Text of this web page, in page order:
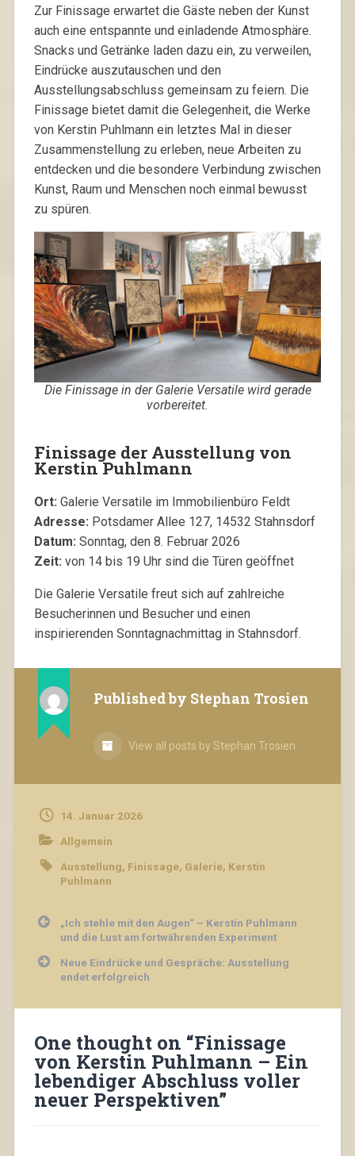
Zur Finissage erwartet die Gäste neben der Kunst
auch eine entspannte und einladende Atmosphäre.
Snacks und Getränke laden dazu ein, zu verweilen,
Eindrücke auszutauschen und den
Ausstellungsabschluss gemeinsam zu feiern. Die
Finissage bietet damit die Gelegenheit, die Werke
von Kerstin Puhlmann ein letztes Mal in dieser
Zusammenstellung zu erleben, neue Arbeiten zu
entdecken und die besondere Verbindung zwischen
Kunst, Raum und Menschen noch einmal bewusst
zu spüren.
Die Finissage in der Galerie Versatile wird gerade
vorbereitet.
Finissage der Ausstellung von
Kerstin Puhlmann
Ort: Galerie Versatile im Immobilienbüro Feldt
Adresse: Potsdamer Allee 127, 14532 Stahnsdorf
Datum: Sonntag, den 8. Februar 2026
Zeit: von 14 bis 19 Uhr sind die Türen geöffnet
Die Galerie Versatile freut sich auf zahlreiche
Besucherinnen und Besucher und einen
inspirierenden Sonntagnachmittag in Stahnsdorf.
Published by Stephan Trosien
View all posts by Stephan Trosien
14. Januar 2026
Allgemein
Ausstellung, Finissage, Galerie, Kerstin
Puhlmann
Beitragsnavigation
„Ich stehle mit den Augen“ – Kerstin Puhlmann
und die Lust am fortwährenden Experiment
Neue Eindrücke und Gespräche: Ausstellung
endet erfolgreich
One thought on “Finissage
von Kerstin Puhlmann – Ein
lebendiger Abschluss voller
neuer Perspektiven”